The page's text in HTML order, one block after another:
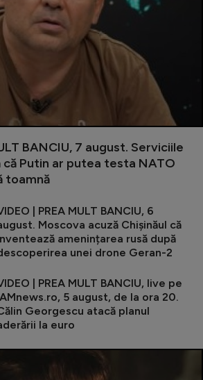
BANCIU, 7 august. Serviciile
că Putin ar putea testa NATO
toamnă
| PREA MULT BANCIU, 6
Moscova acuză Chișinăul că
amenințarea rusă după
unei drone Geran-2
| PREA MULT BANCIU, live pe
5 august, de la ora 20.
Georgescu atacă planul
la euro